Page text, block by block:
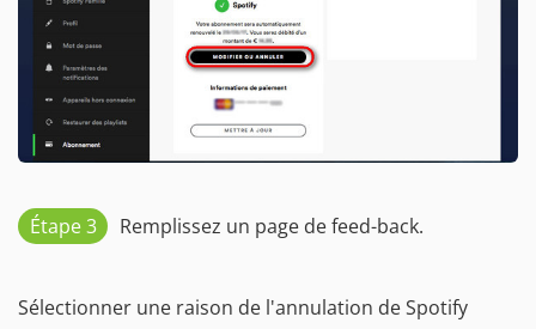
Étape 3 Remplissez un page de feed-back.
Sélectionner une raison de l'annulation de Spotify